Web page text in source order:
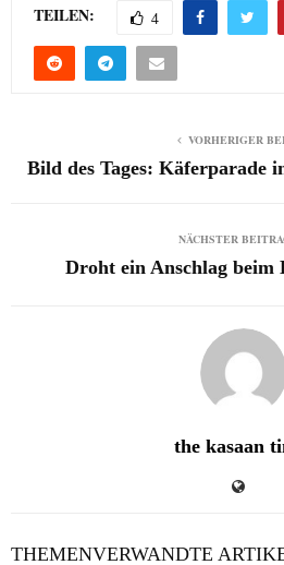
TEILEN: 4
VORHERIGER
Bild des Tages: Käferparade
NÄCHSTER
Droht ein Anschlag
the kasaan
THEMENVERWANDTE